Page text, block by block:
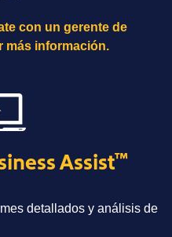
con un gerente de
más información.
Assist™
detallados y análisis de